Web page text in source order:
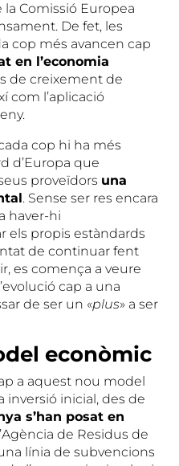
Comissió Europea
De fet, les
cop més avancen cap
en l’economia
de creixement de
com l’aplicació
cop hi ha més
d’Europa que
proveïdors una
. Sense ser res encara
haver-hi
els propis estàndards
de continuar fent
es comença a veure
cap a una
de ser un «plus» a ser
econòmic
a aquest nou model
inversió inicial, des de
s’han posat en
de Residus de
línia de subvencions